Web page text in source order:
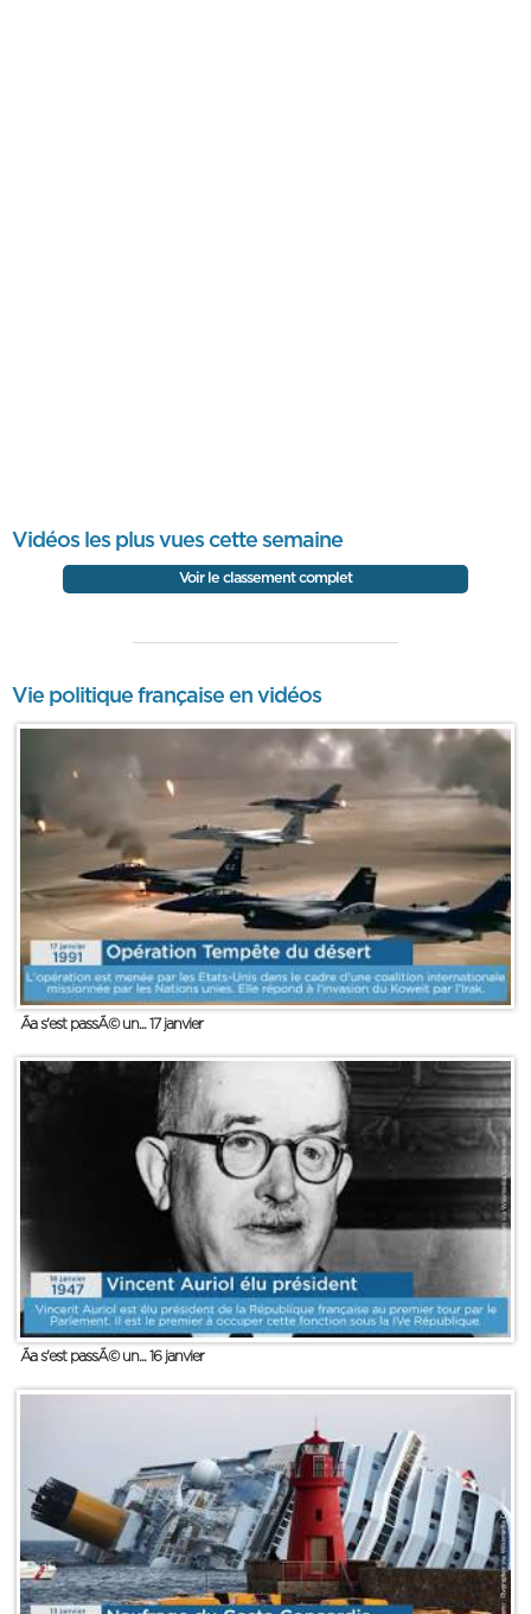
Vidéos les plus vues cette semaine
Voir le classement complet
Vie politique française en vidéos
Ãa s'est passÃ© un... 17 janvier
Ãa s'est passÃ© un... 16 janvier